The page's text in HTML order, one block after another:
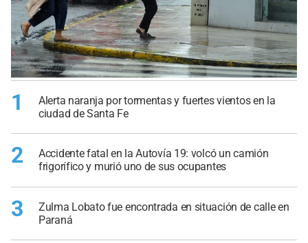
1
Alerta naranja por tormentas y fuertes vientos en la
ciudad de Santa Fe
2
Accidente fatal en la Autovía 19: volcó un camión
frigorífico y murió uno de sus ocupantes
3
Zulma Lobato fue encontrada en situación de calle en
Paraná